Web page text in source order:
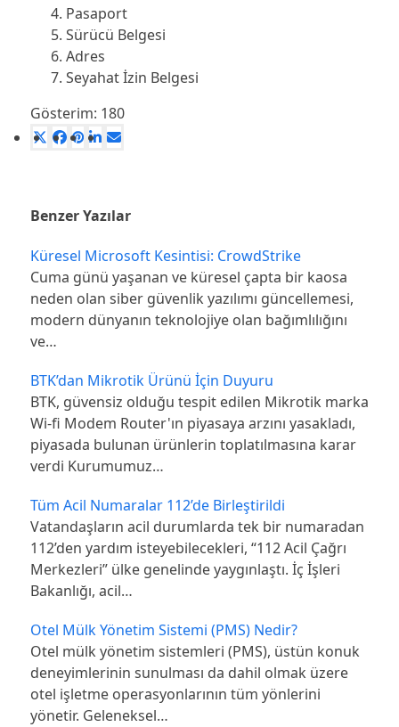
Pasaport
Sürücü Belgesi
Adres
Seyahat İzin Belgesi
Gösterim: 180
Benzer Yazılar
Küresel Microsoft Kesintisi: CrowdStrike
Cuma günü yaşanan ve küresel çapta bir kaosa
neden olan siber güvenlik yazılımı güncellemesi,
modern dünyanın teknolojiye olan bağımlılığını
ve…
BTK’dan Mikrotik Ürünü İçin Duyuru
BTK, güvensiz olduğu tespit edilen Mikrotik marka
Wi-fi Modem Router'ın piyasaya arzını yasakladı,
piyasada bulunan ürünlerin toplatılmasına karar
verdi Kurumumuz…
Tüm Acil Numaralar 112’de Birleştirildi
Vatandaşların acil durumlarda tek bir numaradan
112’den yardım isteyebilecekleri, “112 Acil Çağrı
Merkezleri” ülke genelinde yaygınlaştı. İç İşleri
Bakanlığı, acil…
Otel Mülk Yönetim Sistemi (PMS) Nedir?
Otel mülk yönetim sistemleri (PMS), üstün konuk
deneyimlerinin sunulması da dahil olmak üzere
otel işletme operasyonlarının tüm yönlerini
yönetir. Geleneksel…